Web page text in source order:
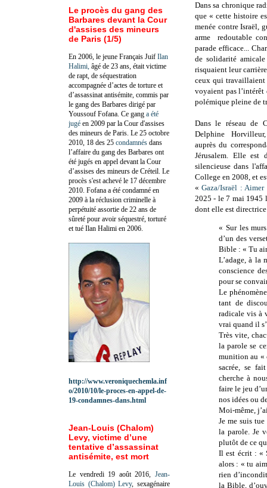
Dans sa chronique
que « cette histoire
menée contre Israël,
arme redoutable
parade efficace...
de solidarité
risquaient leur
ceux qui travaillaient
voyaient pas l’intérêt
polémique pleine de
Dans le réseau de
Delphine
auprès du
Jérusalem. Elle est
silencieuse dans
College en 2008, et
«Gaza/Israël :
2025 - le 7 mai 1945
dont elle est
« Sur les
d’un des
Bible : « Tu
L’adage, à la
conscience
pour se
Le
tant de
radicale vis à
vrai quand il
Très vite,
la parole se
munition au «
sacrée, se
cherche à
faire le jeu
nos idées ou
Moi‐même,
Je me suis
la parole. Je
plutôt de ce
Il est écrit : «
alors : « tu
rien
la Bible,
Le procès du gang des
Barbares devant la Cour
d'assises des mineurs
de Paris (1/5)
En 2006, le jeune Français Juif Ilan
Halimi, âgé de 23 ans, était victime
de rapt, de séquestration
accompagnée d’actes de torture et
d’assassinat antisémite, commis par
le gang des Barbares dirigé par
Youssouf Fofana. Ce gang a été
jugé en 2009 par la Cour d'assises
des mineurs de Paris. Le 25 octobre
2010, 18 des 25 condamnés dans
l’affaire du gang des Barbares ont
été jugés en appel devant la Cour
d’assises des mineurs de Créteil. Le
procès s'est achevé le 17 décembre
2010. Fofana a été condamné en
2009 à la réclusion criminelle à
perpétuité assortie de 22 ans de
sûreté pour avoir séquestré, torturé
et tué Ilan Halimi en 2006.
http://www.veroniquechemla.inf
o/2010/10/le-proces-en-appel-de-
19-condamnes-dans.html
Jean-Louis (Chalom)
Levy, victime d’une
tentative d’assassinat
antisémite, est mort
Le vendredi 19 août 2016, Jean-
Louis (Chalom) Levy, sexagénaire